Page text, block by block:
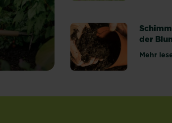
natürlichen Ursprungs
der
Mehr